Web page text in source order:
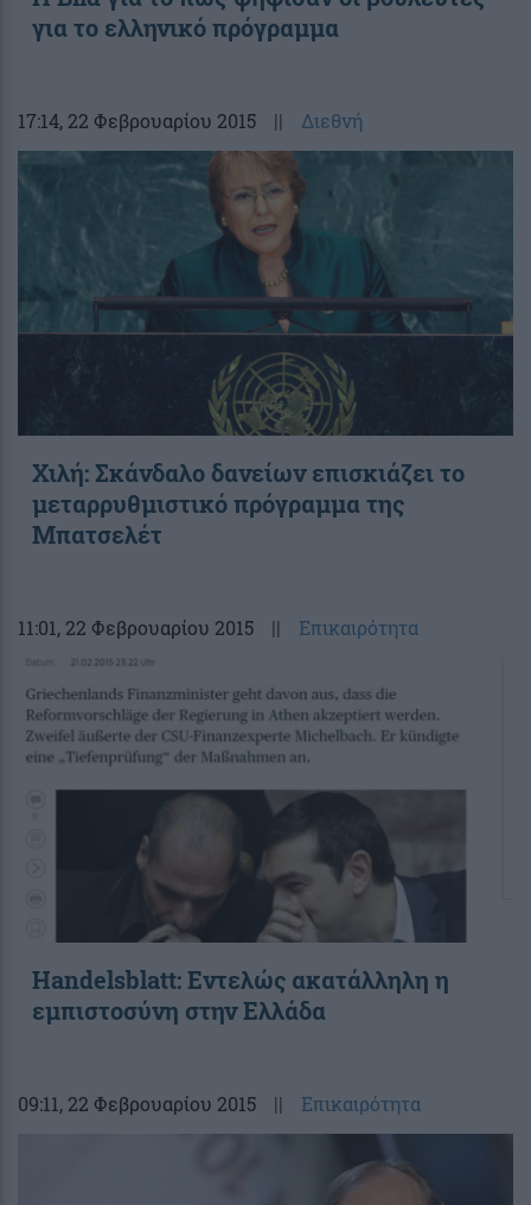
για το ελληνικό πρόγραμμα
17:14, 22 Φεβρουαρίου 2015 || Διεθνή
Χιλή: Σκάνδαλο δανείων επισκιάζει το
μεταρρυθμιστικό πρόγραμμα της
Μπατσελέτ
11:01, 22 Φεβρουαρίου 2015 || Επικαιρότητα
Handelsblatt: Εντελώς ακατάλληλη η
εμπιστοσύνη στην Ελλάδα
09:11, 22 Φεβρουαρίου 2015 || Επικαιρότητα